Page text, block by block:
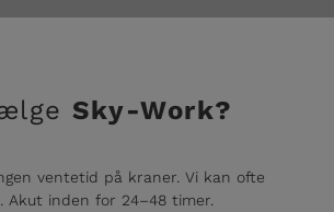
Sky-Work?
ventetid på kraner. Vi kan ofte
Akut inden for 24–48 timer.